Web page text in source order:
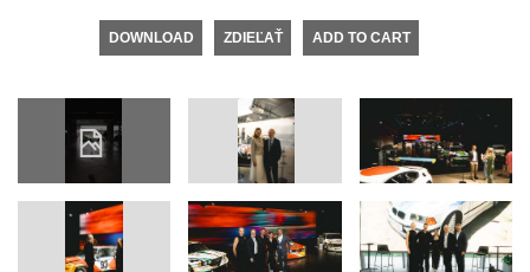
DOWNLOAD ZDIEĽAŤ ADD TO CART